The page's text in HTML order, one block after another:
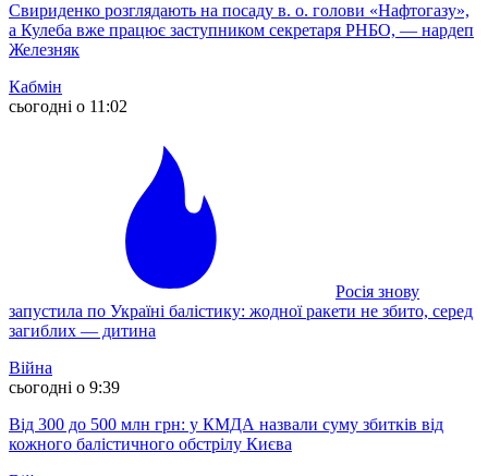
Свириденко розглядають на посаду в. о. голови «Нафтогазу»,
а Кулеба вже працює заступником секретаря РНБО, — нардеп
Железняк
Кабмін
сьогодні о 11:02
Росія знову
запустила по Україні балістику: жодної ракети не збито, серед
загиблих — дитина
Війна
сьогодні о 9:39
Від 300 до 500 млн грн: у КМДА назвали суму збитків від
кожного балістичного обстрілу Києва